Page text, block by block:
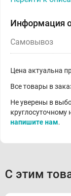
Информация
Самовывоз
Цена актуальна
Все товары в
Не уверены в
круглосуточному
напишите нам.
С этим